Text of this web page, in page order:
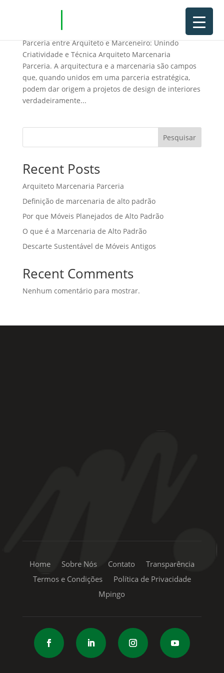
Arquiteto Marcenaria Parceria
Parceria entre Arquiteto e Marceneiro: Unindo
Criatividade e Técnica Arquiteto Marcenaria
Parceria. A arquitectura e a marcenaria são campos
que, quando unidos em uma parceria estratégica,
podem dar origem a projetos de design de interiores
verdadeiramente...
Pesquisar
Recent Posts
Arquiteto Marcenaria Parceria
Definição de marcenaria de alto padrão
Por que Móveis Planejados de Alto Padrão
O que é a Marcenaria de Alto Padrão
Descarte Sustentável de Móveis Antigos
Recent Comments
Nenhum comentário para mostrar.
Home Sobre Nós Contato
Transparência
Termos e Condições
Política de Privacidade
Mpingo